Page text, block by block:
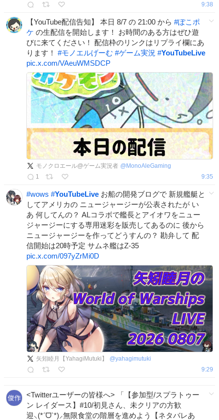
9:38
【YouTube配信告知】 本日 8/7 の 21:00 から #ぽこポ
ケ の生配信を開始します！ お時間のある方はぜひ遊
びに来てください！ 配信枠のリンクはリプライ欄にあ
ります！ #モノエルげーむ #ゲーム実況 #YouTubeLive
pic.x.com/VAeuWMSDCP
モノクロエール@ゲーム実況者 @ MonoAleGaming
1
9:35
#wows #YouTubeLive お船の開発ブログで 新規艦艇と
してアメリカの ニュージャージーが公表されたが い
あ 何してんの？ ALコラボで艦長とアイオワをニュー
ジャージーにする専用迷彩を販売してあるのに 後から
ニュージャージーを作ってどうすんの？ 勘弁して 配
信開始は20時予定 サムネ艦はZ-35
pic.x.com/097yZrMi0D
矢矧睦月【YahagiMutuki】 @yahagimutuki
9:29
<Twitterユーザーの皆様へ> 「【参加型/スプラトゥー
ン レイダース】#10/初見さん、未クリアの方歓
迎⸜(*ˊᗜˋ*)⸝無限食堂の階層を進めよう【ネタバレあ